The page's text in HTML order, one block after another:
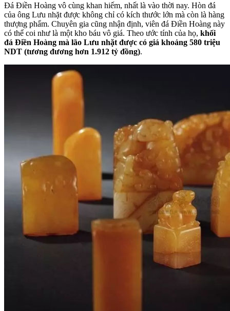
Đá Điền Hoàng vô cùng khan hiếm, nhất là vào thời nay. Hòn đá
của ông Lưu nhặt được không chỉ có kích thước lớn mà còn là hàng
thượng phẩm. Chuyên gia cũng nhận định, viên đá Điền Hoàng này
có thể coi như là một kho báu vô giá. Theo ước tính của họ, khối
đá Điền Hoàng mà lão Lưu nhặt được có giá khoảng 580 triệu
NDT (tương đương hơn 1.912 tỷ đồng).